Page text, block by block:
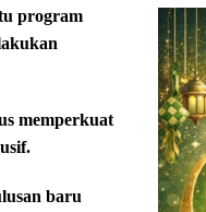
program
memperkuat
baru